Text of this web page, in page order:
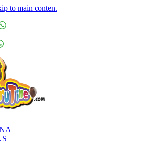
to main content